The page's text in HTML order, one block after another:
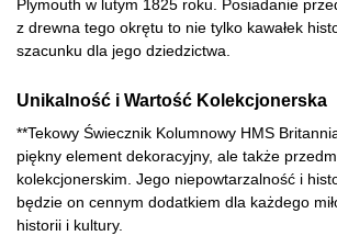
Plymouth w lutym 1825 roku. Posiadanie
z drewna tego okrętu to nie tylko kawałek
szacunku dla jego dziedzictwa.
Unikalność i Wartość Kolekcjonerska
**Tekowy Świecznik Kolumnowy HMS
piękny element dekoracyjny, ale także
kolekcjonerskim. Jego niepowtarzalność i
będzie on cennym dodatkiem dla każdego
historii i kultury.